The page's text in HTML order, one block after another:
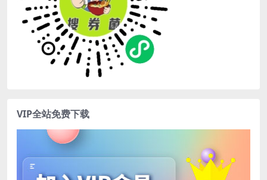
VIP全站免费下载